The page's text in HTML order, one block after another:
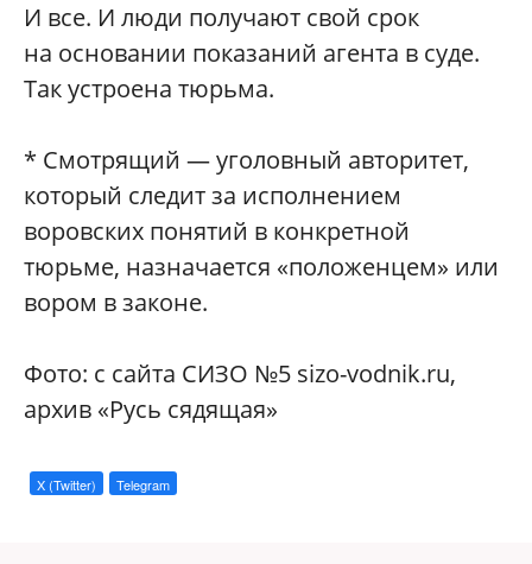
И все. И люди получают свой срок
на основании показаний агента в суде.
Так устроена тюрьма.
* Смотрящий — уголовный авторитет,
который следит за исполнением
воровских понятий в конкретной
тюрьме, назначается «положенцем» или
вором в законе.
Фото: с сайта СИЗО №5 sizo-vodnik.ru,
архив «Русь сядящая»
X (Twitter) Telegram